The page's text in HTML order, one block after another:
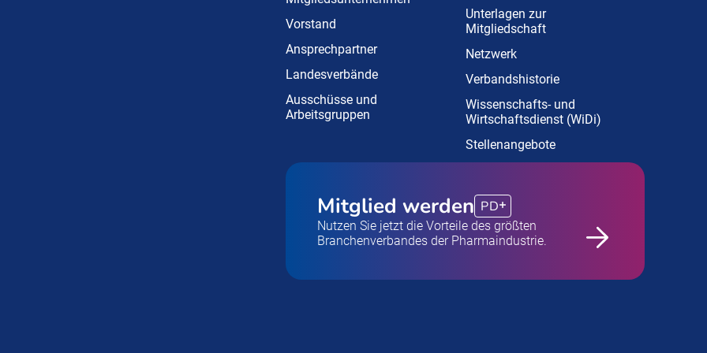
Vorstand
Ansprechpartner
Landesverbände
Ausschüsse und
Arbeitsgruppen
Unterlagen zur
Mitgliedschaft
Netzwerk
Verbandshistorie
Wissenschafts- und
Wirtschaftsdienst (WiDi)
Stellenangebote
Mitglied werden PD
Nutzen Sie jetzt die Vorteile des größten
Branchenverbandes der Pharmaindustrie.